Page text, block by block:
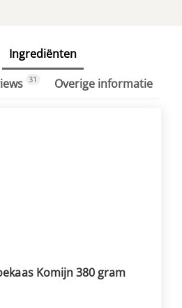
Ingrediënten
31 Overige informatie
Komijn 380 gram